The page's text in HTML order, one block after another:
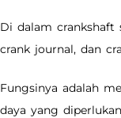
Di dalam crankshaft
crank journal, dan
Fungsinya adalah
daya yang